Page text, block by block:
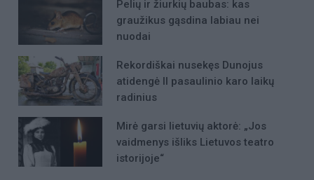
Pelių ir žiurkių baubas: kas
graužikus gąsdina labiau nei
nuodai
Rekordiškai nusekęs Dunojus
atidengė II pasaulinio karo laikų
radinius
Mirė garsi lietuvių aktorė: „Jos
vaidmenys išliks Lietuvos teatro
istorijoje“